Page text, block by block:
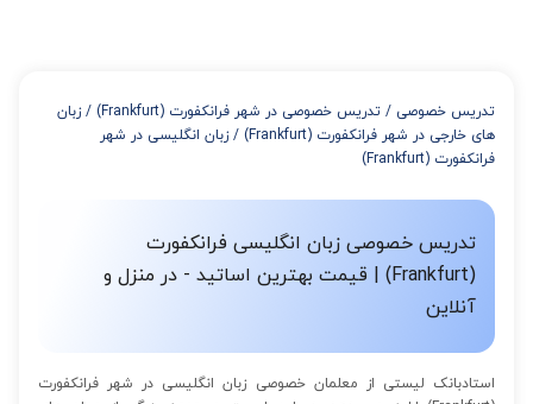
از 12 تا 15 جلسه: 7% تخفیف
از 16 تا 100 جلسه: 9% تخفیف
تدریس خصوصی / تدریس خصوصی در شهر فرانکفورت (Frankfurt) / زبان
های خارجی در شهر فرانکفورت (Frankfurt)
/ زبان انگلیسی در شهر
فرانکفورت (Frankfurt)
تدریس خصوصی زبان انگلیسی فرانکفورت
(Frankfurt) | قیمت بهترین اساتید - در منزل و
آنلاین
استادبانک لیستی از معلمان خصوصی زبان انگلیسی در شهر فرانکفورت